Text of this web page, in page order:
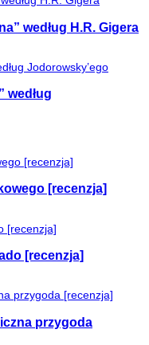
według H.R. Gigera
według
[recenzja]
[recenzja]
przygoda